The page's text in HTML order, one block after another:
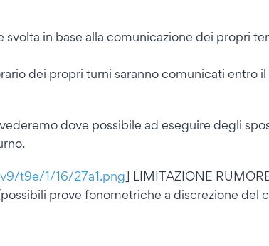
svolta in base alla comunicazione dei propri
dei propri turni saranno comunicati entro
dove possibile ad eseguire degli
t9e/1/16/27a1.png] LIMITAZIONE
prove fonometriche a discrezione del